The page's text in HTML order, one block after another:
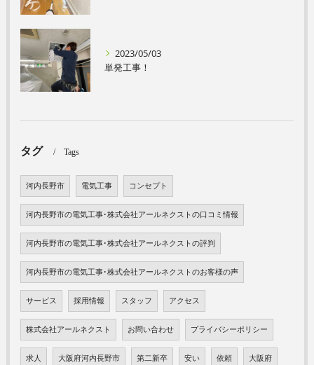
2023/05/03
単発工事！
タグ Tags
河内長野市 電気工事 コンセプト
河内長野市の電気工事･株式会社アールネクストの口コミ情報
河内長野市の電気工事･株式会社アールネクストの評判
河内長野市の電気工事･株式会社アールネクストのお客様の声
サービス 採用情報 スタッフ アクセス
株式会社アールネクスト お問い合わせ プライバシーポリシー
求人 大阪府河内長野市 第二新卒 安い 依頼 大阪府